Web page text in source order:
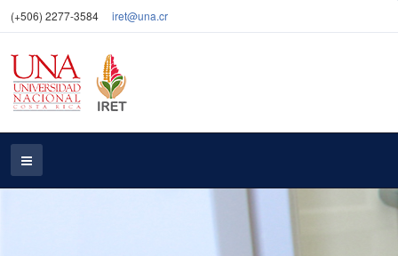
(+506) 2277-3584 iret@una.cr